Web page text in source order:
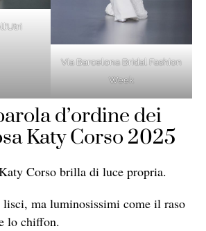
Via Barcelona Bridal Fashion
Week
d’ordine dei
Katy Corso 2025
Corso brilla di luce propria.
ma luminosissimi come il raso
lo chiffon.